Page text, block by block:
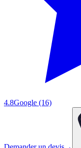
4.8Google (16)